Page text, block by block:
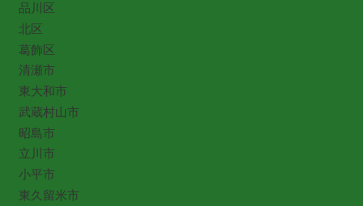
品川区
北区
葛飾区
清瀬市
東大和市
武蔵村山市
昭島市
立川市
小平市
東久留米市